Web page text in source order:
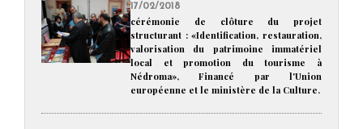
17/02/2018
cérémonie de clôture du projet
structurant : «Identification, restauration,
valorisation du patrimoine immatériel
local et promotion du tourisme à
Nédroma», Financé par l'Union
européenne et le ministère de la Culture.